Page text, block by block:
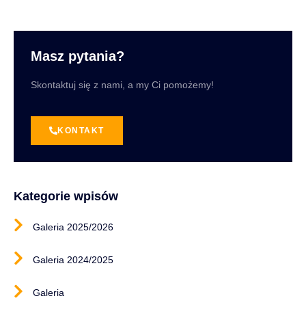
Masz pytania?
Skontaktuj się z nami, a my Ci pomożemy!
KONTAKT
Kategorie wpisów
Galeria 2025/2026
Galeria 2024/2025
Galeria